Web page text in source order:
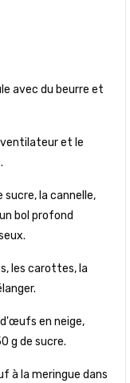
avec du beurre et
ventilateur et le
la cannelle,
bol profond
les carottes, la
en neige,
g de sucre.
à la meringue dans